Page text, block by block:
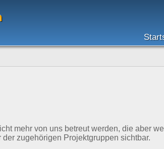
mehr von uns betreut werden, die aber
zugehörigen Projektgruppen sichtbar.